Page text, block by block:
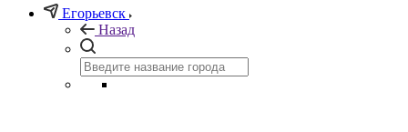
Егорьевск
Назад